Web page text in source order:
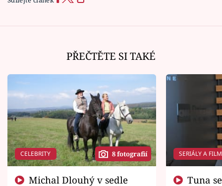
PŘEČTĚTE SI TAKÉ
CELEBRITY 8 fotografií SERIÁLY A